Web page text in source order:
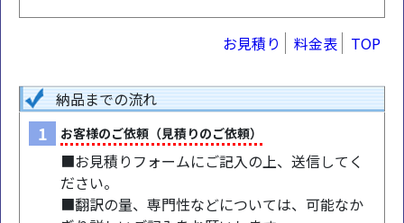
お見積り 料金表 TOP
納品までの流れ
1 お客様のご依頼（見積りのご依頼）
■お見積りフォームにご記入の上、送信してく
ださい。
■翻訳の量、専門性などについては、可能なか